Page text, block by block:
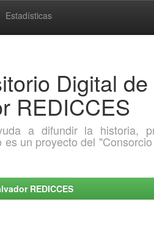
Estadísticas
Digital
REDICCES
a difundir la historia,
un proyecto del
REDICCES